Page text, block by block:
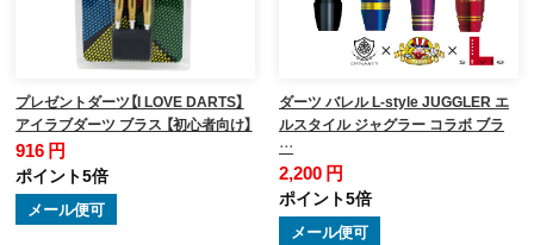
プレゼントダーツ【I LOVE DARTS】
アイラブダーツ ブラス 【初心者向け】
916 円
ポイント5倍
メール便可
ダーツ バレル L-style JUGGLER エ
ルスタイル ジャグラー コラボ ブラ
…
2,200 円
ポイント5倍
メール便可